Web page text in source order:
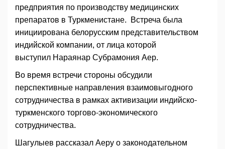
предприятия по производству медицинских
препаратов в Туркменистане. Встреча была
инициирована белорусским представительством
индийской компании, от лица которой
выступил Нараянар Субрамония Аер.
Во время встречи стороны обсудили
перспективные направления взаимовыгодного
сотрудничества в рамках активизации индийско-
туркменского торгово-экономического
сотрудничества.
Шагулыев рассказал Аеру о законодательном